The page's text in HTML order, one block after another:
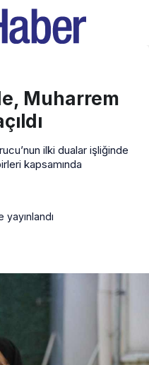
Muharrem
ilki dualar işliğinde
kapsamında
yayınlandı